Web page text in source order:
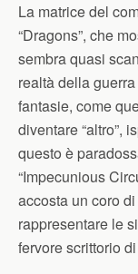
La matrice del
“Dragons”, che
sembra quasi
realtà della
fantasie, come
diventare “altro”,
questo è
“Impecunious
accosta un coro
rappresentare le
fervore scrittorio di